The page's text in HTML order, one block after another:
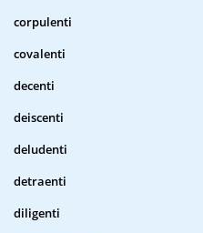
corpulenti
covalenti
decenti
deiscenti
deludenti
detraenti
diligenti